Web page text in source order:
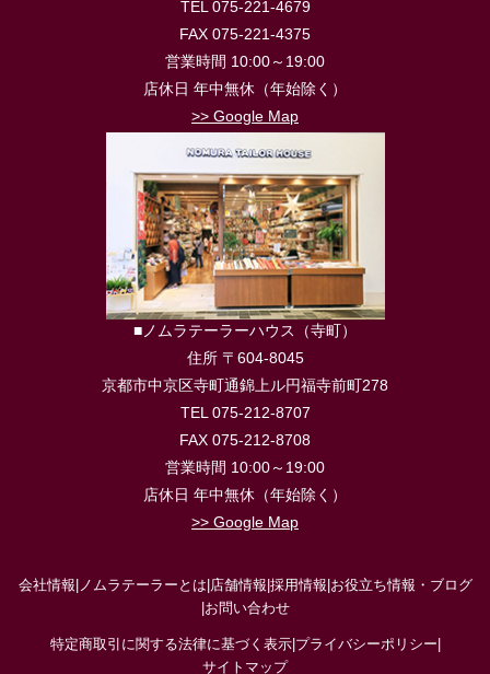
TEL 075-221-4679
FAX 075-221-4375
営業時間 10:00～19:00
店休日 年中無休（年始除く）
>> Google Map
■ノムラテーラーハウス（寺町）
住所 〒604-8045
京都市中京区寺町通錦上ル円福寺前町278
TEL 075-212-8707
FAX 075-212-8708
営業時間 10:00～19:00
店休日 年中無休（年始除く）
>> Google Map
会社情報 ノムラテーラーとは 店舗情報 採用情報 お役立ち情報・ブログ
お問い合わせ
特定商取引に関する法律に基づく表示| プライバシーポリシー
サイトマップ